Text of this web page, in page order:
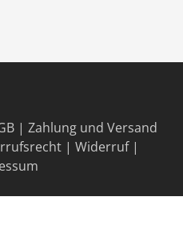
|Zahlung und Versand
| Widerruf|